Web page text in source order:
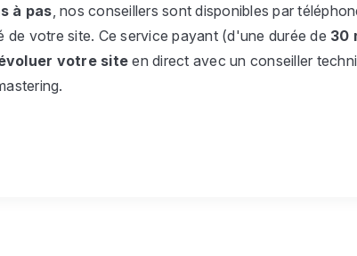
à pas , nos conseillers sont disponibles par
de votre site. Ce service payant (d'une durée de 30
votre siteen direct avec un conseiller